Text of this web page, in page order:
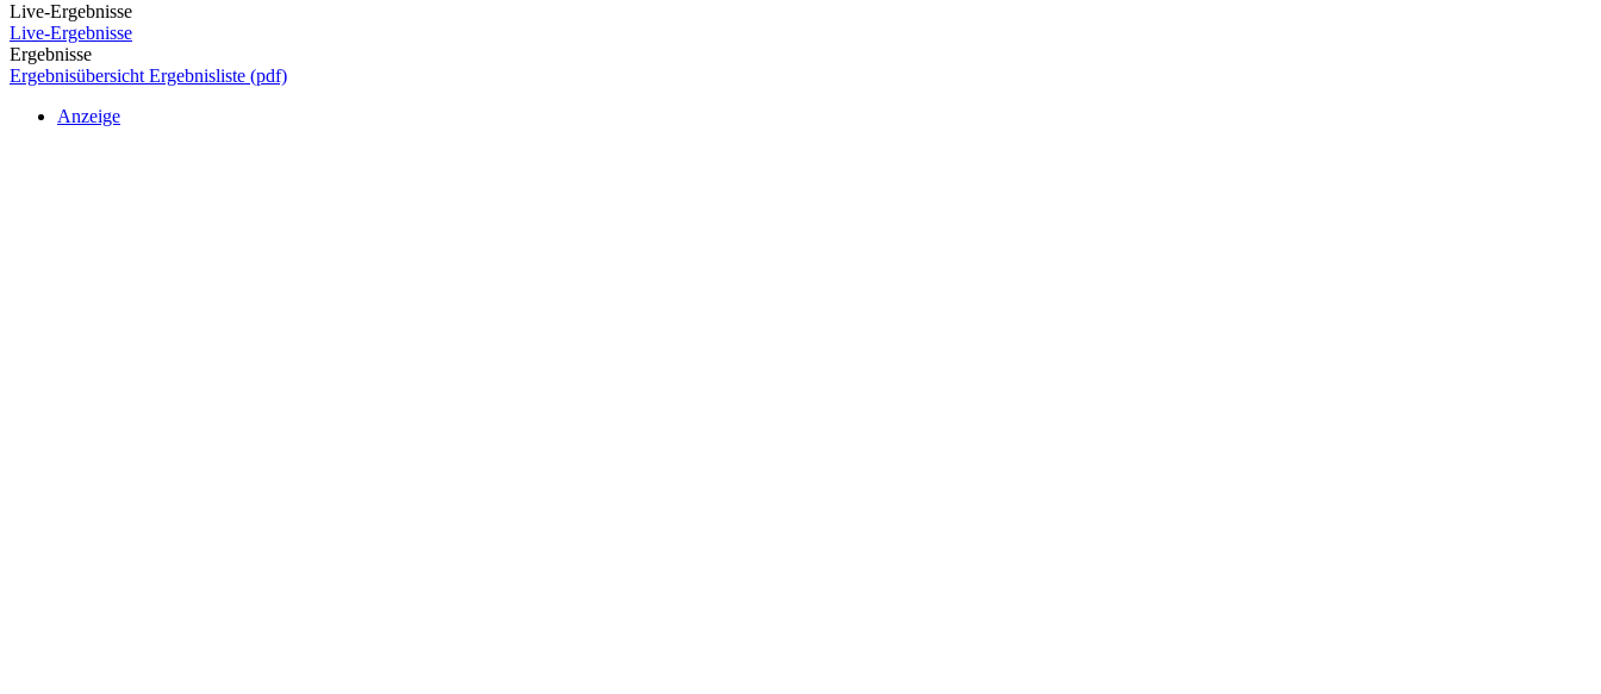
Live-Ergebnisse
Live-Ergebnisse
Ergebnisse
Ergebnisübersicht Ergebnisliste (pdf)
Anzeige